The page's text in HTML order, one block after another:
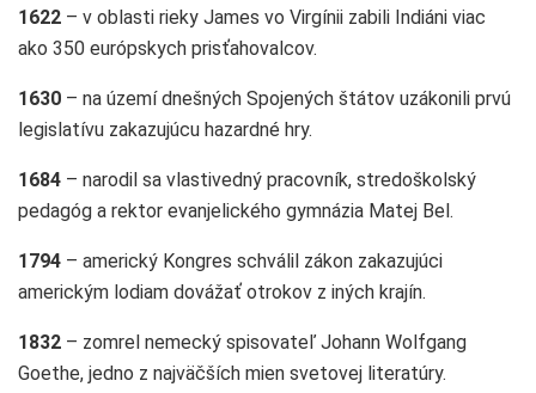
1622 – v oblasti rieky James vo Virgínii zabili Indiáni viac
ako 350 európskych prisťahovalcov.
1630 – na území dnešných Spojených štátov uzákonili prvú
legislatívu zakazujúcu hazardné hry.
1684 – narodil sa vlastivedný pracovník, stredoškolský
pedagóg a rektor evanjelického gymnázia Matej Bel.
1794 – americký Kongres schválil zákon zakazujúci
americkým lodiam dovážať otrokov z iných krajín.
1832 – zomrel nemecký spisovateľ Johann Wolfgang
Goethe, jedno z najväčších mien svetovej literatúry.